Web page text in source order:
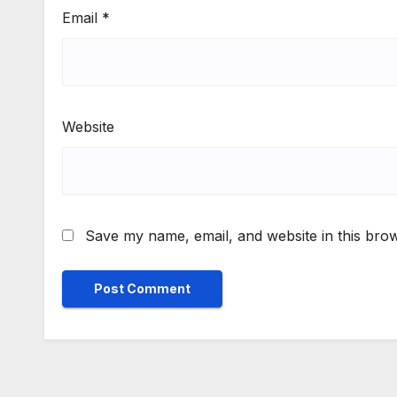
Email *
Website
Save my name, email, and website in this